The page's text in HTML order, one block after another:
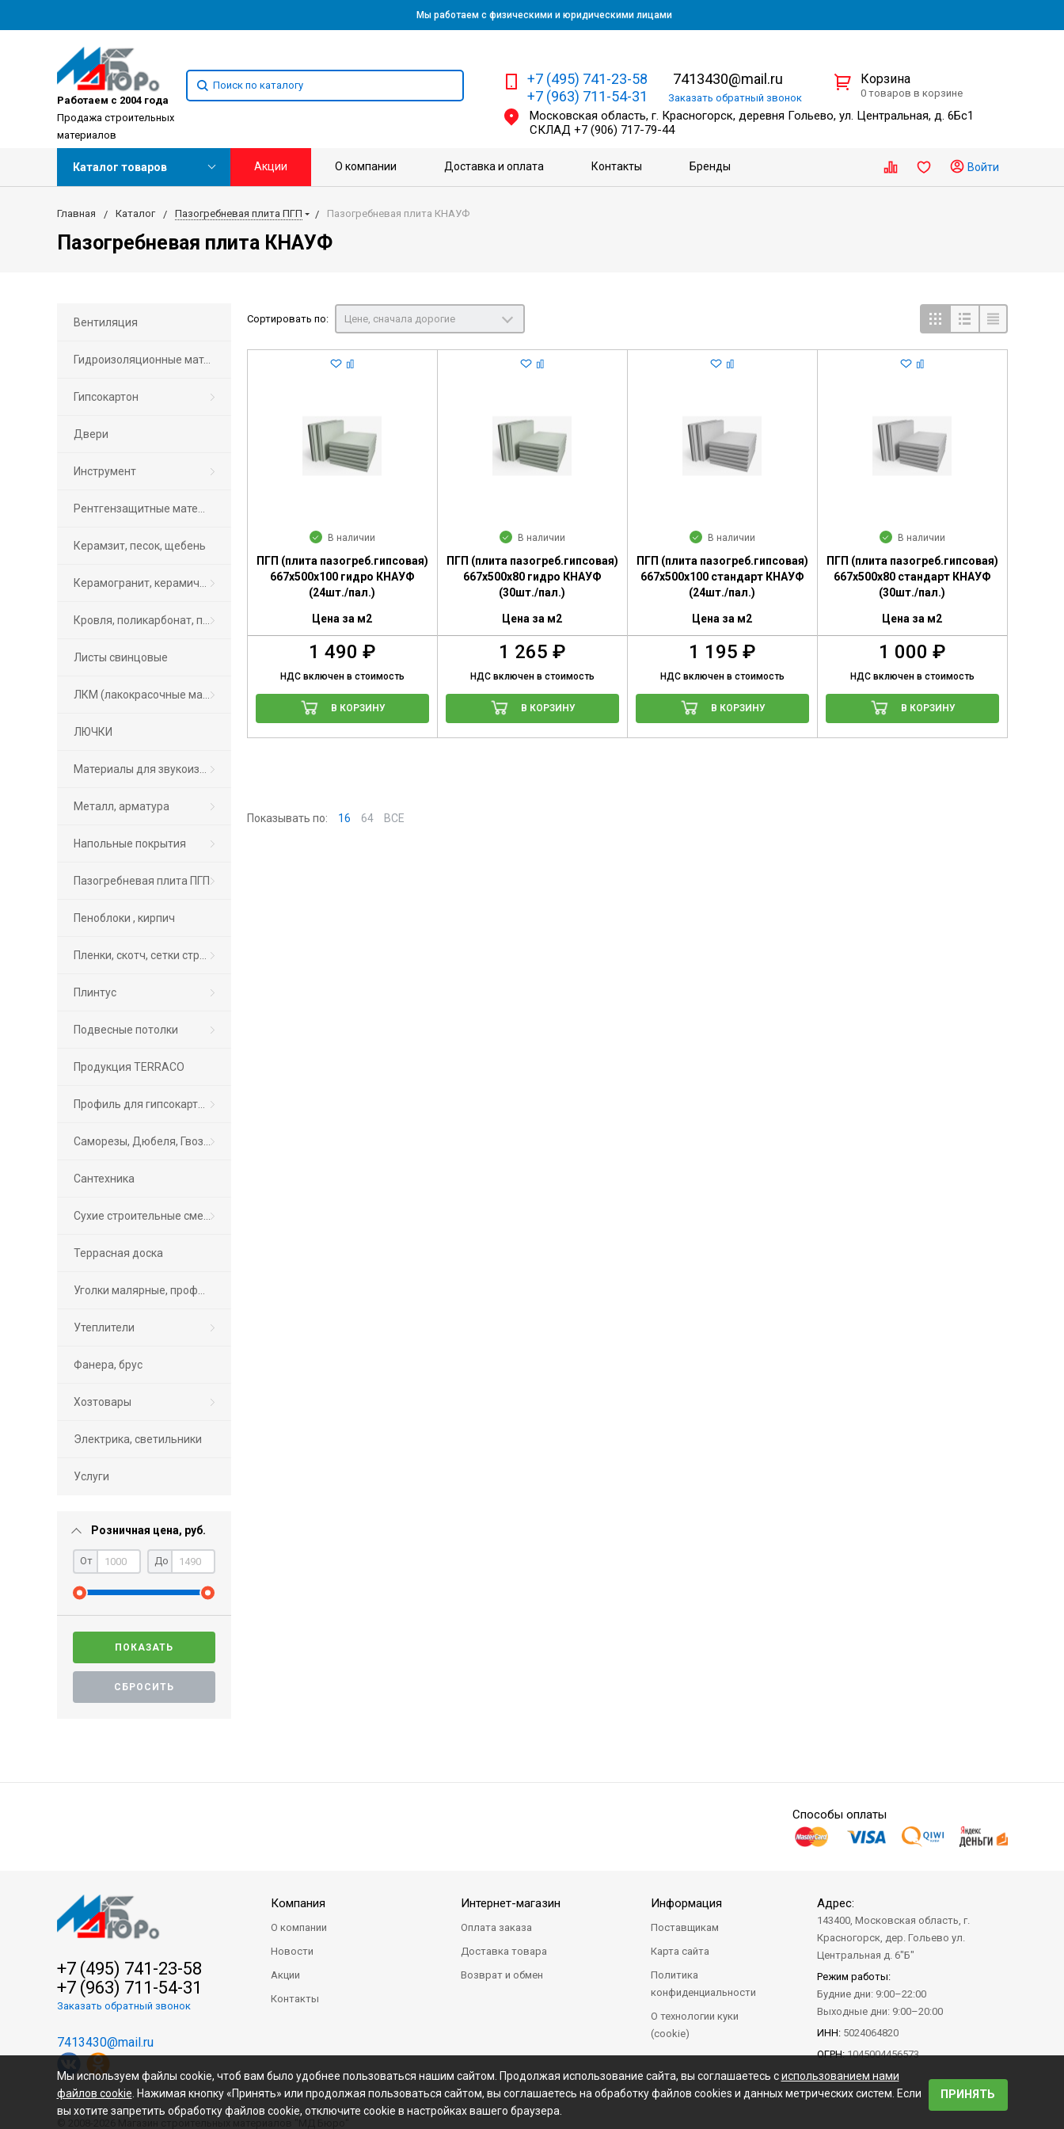
Мы работаем с физическими и юридическими лицами
Работаем с 2004 года
Продажа строительных
материалов
+7 (495) 741-23-58
+7 (963) 711-54-31
7413430@mail.ru
Заказать обратный звонок
Московская область, г. Красногорск, деревня Гольево, ул. Центральная, д. 6Бс1
СКЛАД +7 (906) 717-79-44
Корзина
0 товаров в корзине
Каталог товаров Акции О компании Доставка и оплата Контакты Бренды Войти
Главная Каталог Пазогребневая плита ПГП Пазогребневая плита КНАУФ
Пазогребневая плита КНАУФ
Вентиляция
Гидроизоляционные материалы
Гипсокартон
Двери
Инструмент
Керамзит, песок, щебень
Листы свинцовые
ЛЮЧКИ
Металл, арматура
Напольные покрытия
Пазогребневая плита ПГП
Пеноблоки , кирпич
Плинтус
Подвесные потолки
Продукция TERRACO
Профиль для гипсокартона
Сантехника
Террасная доска
Утеплители
Фанера, брус
Хозтовары
Электрика, светильники
Услуги
Розничная цена, руб.
От До
Сортировать по: Цене, сначала дорогие
В наличии
ПГП (плита пазогреб.гипсовая)
667х500х100 гидро КНАУФ
(24шт./пал.)
Цена за м2
1 490 ₽
НДС включен в стоимость
В КОРЗИНУ
В наличии
ПГП (плита пазогреб.гипсовая)
667х500х80 гидро КНАУФ
(30шт./пал.)
Цена за м2
1 265 ₽
НДС включен в стоимость
В КОРЗИНУ
В наличии
ПГП (плита пазогреб.гипсовая)
667х500х100 стандарт КНАУФ
(24шт./пал.)
Цена за м2
1 195 ₽
НДС включен в стоимость
В КОРЗИНУ
В наличии
ПГП (плита пазогреб.гипсовая)
667х500х80 стандарт КНАУФ
(30шт./пал.)
Цена за м2
1 000 ₽
НДС включен в стоимость
В КОРЗИНУ
Показывать по: 16 64 ВСЕ
Способы оплаты
+7 (495) 741-23-58
+7 (963) 711-54-31
Заказать обратный звонок
7413430@mail.ru
Компания
О компании
Новости
Акции
Контакты
Интернет-магазин
Оплата заказа
Доставка товара
Возврат и обмен
Информация
Поставщикам
Карта сайта
Политика
конфиденциальности
О технологии куки
(cookie)
Адрес:
143400, Московская область, г.
Красногорск, дер. Гольево ул.
Центральная д. 6"Б"
Режим работы:
Будние дни: 9:00–22:00
Выходные дни: 9:00–20:00
ИНН: 5024064820
ОГРН:1045004456573
Мы используем файлы cookie, чтоб вам было удобнее пользоваться нашим сайтом. Продолжая использование сайта, вы соглашаетесь сиспользованием нами
файлов cookie . Нажимая кнопку «Принять» или продолжая пользоваться сайтом, вы соглашаетесь на обработку файлов cookies и данных метрических систем. Если
вы хотите запретить обработку файлов cookie, отключите cookie в настройках вашего браузера.
ПРИНЯТЬ